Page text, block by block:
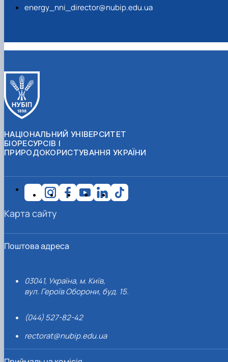
energy_nni_director@nubip.edu.ua
НАЦІОНАЛЬНИЙ УНІВЕРСИТЕТ
БІОРЕСУРСІВ І
ПРИРОДОКОРИСТУВАННЯ УКРАЇНИ
Поштова адреса
03041, Україна, м. Київ,
вул. Героїв Оборони, буд. 15.
(044) 527-82-42
rectorat@nubip.edu.ua
Карта сайту